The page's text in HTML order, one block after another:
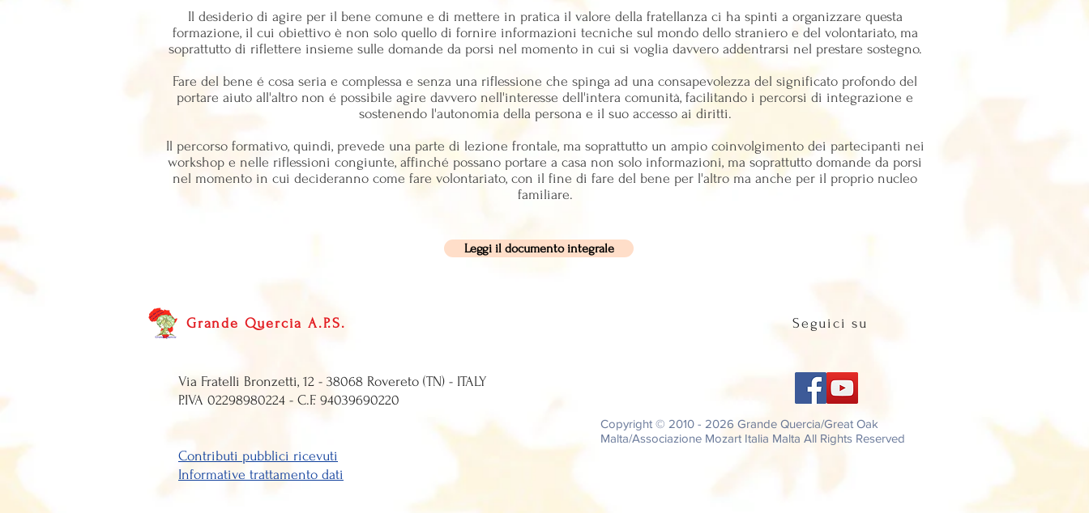
Il desiderio di agire per il bene comune e di mettere in pratica il valore della fratellanza ci ha spinti a organizzare questa
formazione, il cui obiettivo è non solo quello di fornire informazioni tecniche sul mondo dello straniero e del volontariato, ma
soprattutto di riflettere insieme sulle domande da porsi nel momento in cui si voglia davvero addentrarsi nel prestare sostegno.
Fare del bene é cosa seria e complessa e senza una riflessione che spinga ad una consapevolezza del significato profondo del
portare aiuto all'altro non é possibile agire davvero nell'interesse dell'intera comunità, facilitando i percorsi di integrazione e
sostenendo l'autonomia della persona e il suo accesso ai diritti.
Il percorso formativo, quindi, prevede una parte di lezione frontale, ma soprattutto un ampio coinvolgimento dei partecipanti nei
workshop e nelle riflessioni congiunte, affinché possano portare a casa non solo informazioni, ma soprattutto domande da porsi
nel momento in cui decideranno come fare volontariato, con il fine di fare del bene per l'altro ma anche per il proprio nucleo
familiare.
Leggi il documento integrale
Grande Quercia A.P.S. Seguici su
Via Fratelli Bronzetti, 12 - 38068 Rovereto (TN) - ITALY
P.IVA 02298980224 - C.F. 94039690220
Contributi pubblici ricevuti
Informative trattamento dati
Copyright © 2010 - 2026 Grande Quercia/Great Oak
Malta/Associazione Mozart Italia Malta All Rights Reserved